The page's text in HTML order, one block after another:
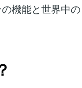
機能と世界中